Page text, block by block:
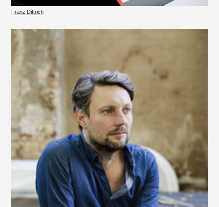
Franz Dittrich